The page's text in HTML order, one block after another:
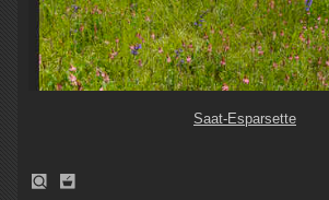
Saat-Esparsette